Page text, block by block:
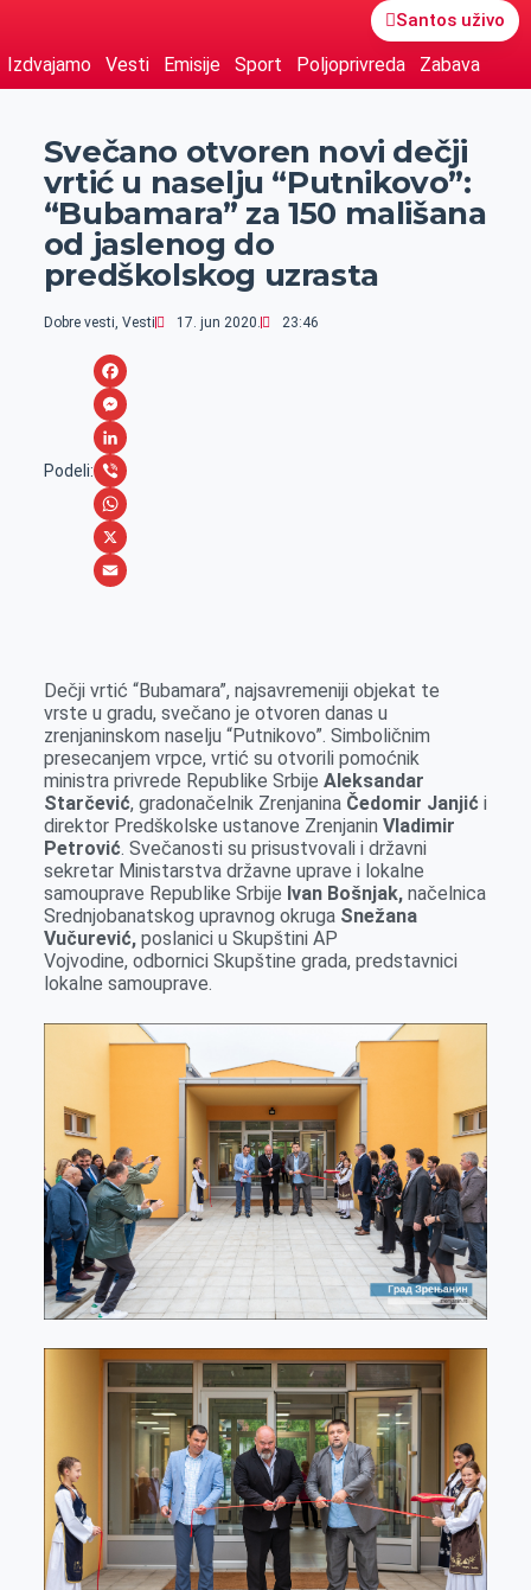
Santos uživo
Izdvajamo Vesti Emisije Sport Poljoprivreda Zabava
Svečano otvoren novi dečji
vrtić u naselju “Putnikovo”:
“Bubamara” za 150 mališana
od jaslenog do
predškolskog uzrasta
Dobre vesti, Vesti 17. jun 2020. 23:46
Podeli:
F
a
c
e
b
o
M
e
s
s
e
r
L
i
n
k
n
V
i
b
W
h
A
p
p
X
i
l
Dečji vrtić “Bubamara”, najsavremeniji objekat te
vrste u gradu, svečano je otvoren danas u
zrenjaninskom naselju “Putnikovo”. Simboličnim
presecanjem vrpce, vrtić su otvorili pomoćnik
ministra privrede Republike Srbije Aleksandar
Starčević, gradonačelnik Zrenjanina Čedomir Janjić i
direktor Predškolske ustanove Zrenjanin Vladimir
Petrović. Svečanosti su prisustvovali i državni
sekretar Ministarstva državne uprave i lokalne
samouprave Republike Srbije Ivan Bošnjak,načelnica
Srednjobanatskog upravnog okruga Snežana
Vučurević,poslanici u Skupštini AP
Vojvodine, odbornici Skupštine grada, predstavnici
lokalne samouprave.